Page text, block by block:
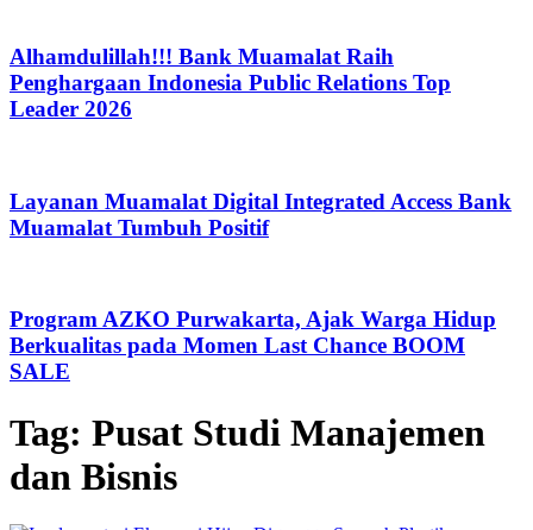
Alhamdulillah!!! Bank Muamalat Raih
Penghargaan Indonesia Public Relations Top
Leader 2026
Layanan Muamalat Digital Integrated Access Bank
Muamalat Tumbuh Positif
Program AZKO Purwakarta, Ajak Warga Hidup
Berkualitas pada Momen Last Chance BOOM
SALE
Tag: Pusat Studi Manajemen
dan Bisnis